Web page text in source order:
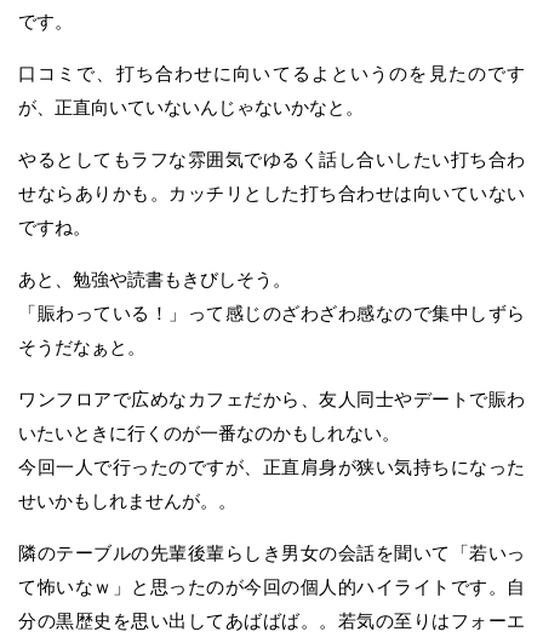
です。
口コミで、打ち合わせに向いてるよというのを見たのです
が、正直向いていないんじゃないかなと。
やるとしてもラフな雰囲気でゆるく話し合いしたい打ち合わ
せならありかも。カッチリとした打ち合わせは向いていない
ですね。
あと、勉強や読書もきびしそう。
「賑わっている！」って感じのざわざわ感なので集中しずら
そうだなぁと。
ワンフロアで広めなカフェだから、友人同士やデートで賑わ
いたいときに行くのが一番なのかもしれない。
今回一人で行ったのですが、正直肩身が狭い気持ちになった
せいかもしれませんが。。
隣のテーブルの先輩後輩らしき男女の会話を聞いて「若いっ
て怖いなｗ」と思ったのが今回の個人的ハイライトです。自
分の黒歴史を思い出してあばばば。。若気の至りはフォーエ